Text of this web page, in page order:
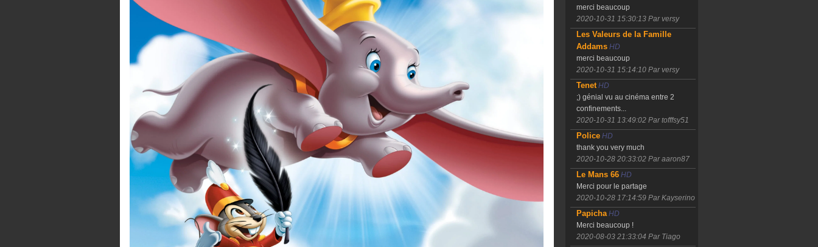
merci beaucoup
2020-10-31 15:30:13 Par versy
Les Valeurs de la Famille
AddamsHD
merci beaucoup
2020-10-31 15:14:10 Par versy
TenetHD
;) génial vu au cinéma entre 2
confinements...
2020-10-31 13:49:02 Par tofffsy51
PoliceHD
thank you very much
2020-10-28 20:33:02 Par aaron87
Le Mans 66HD
Merci pour le partage
2020-10-28 17:14:59 Par Kayserino
PapichaHD
Merci beaucoup !
2020-08-03 21:33:04 Par Tiago